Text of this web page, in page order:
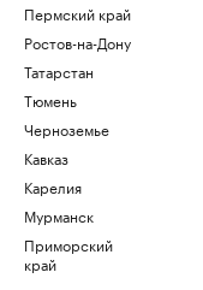
Пермский край
Ростов-на-Дону
Татарстан
Тюмень
Черноземье
Кавказ
Карелия
Мурманск
Приморский
край